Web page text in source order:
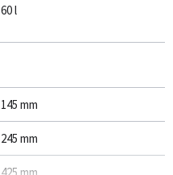
60 l
145 mm
245 mm